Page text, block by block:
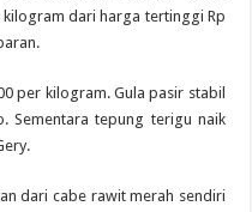
dari harga tertinggi Rp
per kilogram. Gula pasir stabil
Sementara tepung terigu naik
dari cabe rawit merah sendiri